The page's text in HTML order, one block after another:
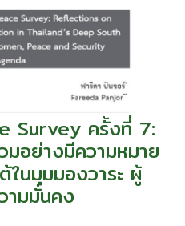
Survey ครั้งที่ 7:
มอย่างมีความหมาย
นมุมมองวาระ ผู้
มมั่นคง